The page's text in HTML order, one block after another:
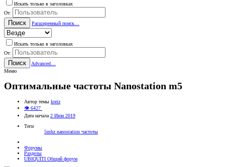
Искать только в заголовках
От:
Поиск Расширенный поиск…
Искать только в заголовках
От:
Поиск
Advanced…
Меню
Оптимальные частоты Nanostation m5
Автор темы kreiz
👁 6427
Дата начала 2 Июн 2019
Теги
5mhz nanostation частоты
Форумы
Разделы
UBIQUITI Общий форум